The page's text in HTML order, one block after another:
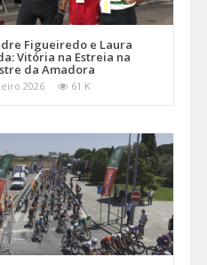
Figueiredo e Laura
Vitória na Estreia na
da Amadora
2026 61 K